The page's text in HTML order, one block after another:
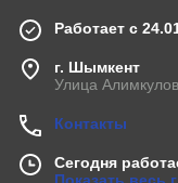
Работает с
г. Шымкент
Улица
Контакты
Сегодня